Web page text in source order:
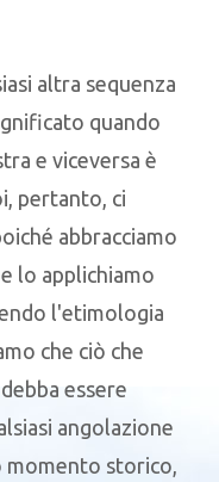
altra sequenza
quando
e viceversa è
pertanto, ci
abbracciamo
lo applichiamo
l'etimologia
che ciò che
essere
angolazione
momento storico,